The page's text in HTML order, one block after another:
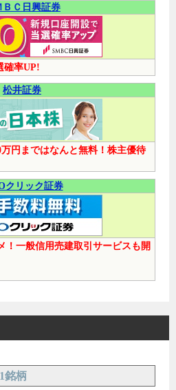
ＢＣ日興証券
確率UP!
松井証券
円まではなんと無料！株主優待
クリック証券
！一般信用売建取引サービスも開
銘柄